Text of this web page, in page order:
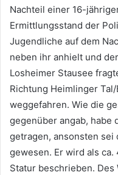
Nachteil einer 16-
Ermittlungsstand der
Jugendliche auf dem
neben ihr anhielt und
Losheimer Stausee
Richtung Heimlinger
weggefahren. Wie die
gegenüber angab,
getragen, ansonsten
gewesen. Er wird als
Statur beschrieben.